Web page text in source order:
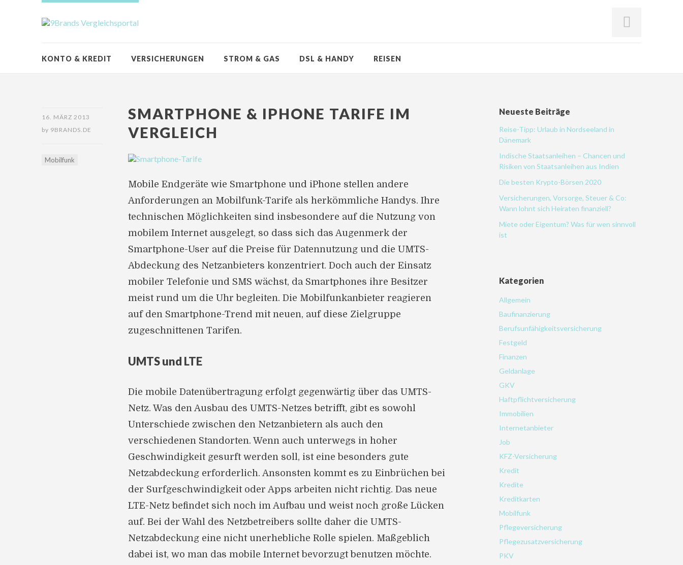
KONTO & KREDIT VERSICHERUNGEN STROM & GAS DSL & HANDY REISEN
16. MÄRZ 2013
by 9BRANDS.DE
Mobilfunk
SMARTPHONE & IPHONE TARIFE IM
VERGLEICH
Mobile Endgeräte wie Smartphone und iPhone stellen andere
Anforderungen an Mobilfunk-Tarife als herkömmliche Handys. Ihre
technischen Möglichkeiten sind insbesondere auf die Nutzung von
mobilem Internet ausgelegt, so dass sich das Augenmerk der
Smartphone-User auf die Preise für Datennutzung und die UMTS-
Abdeckung des Netzanbieters konzentriert. Doch auch der Einsatz
mobiler Telefonie und SMS wächst, da Smartphones ihre Besitzer
meist rund um die Uhr begleiten. Die Mobilfunkanbieter reagieren
auf den Smartphone-Trend mit neuen, auf diese Zielgruppe
zugeschnittenen Tarifen.
UMTS und LTE
Die mobile Datenübertragung erfolgt gegenwärtig über das UMTS-
Netz. Was den Ausbau des UMTS-Netzes betrifft, gibt es sowohl
Unterschiede zwischen den Netzanbietern als auch den
verschiedenen Standorten. Wenn auch unterwegs in hoher
Geschwindigkeit gesurft werden soll, ist eine besonders gute
Netzabdeckung erforderlich. Ansonsten kommt es zu Einbrüchen bei
der Surfgeschwindigkeit oder Apps arbeiten nicht richtig. Das neue
LTE-Netz befindet sich noch im Aufbau und weist noch große Lücken
auf. Bei der Wahl des Netzbetreibers sollte daher die UMTS-
Netzabdeckung eine nicht unerhebliche Rolle spielen. Maßgeblich
dabei ist, wo man das mobile Internet bevorzugt benutzen möchte.
Neueste Beiträge
Reise-Tipp: Urlaub in Nordseeland in
Dänemark
Indische Staatsanleihen – Chancen und
Risiken von Staatsanleihen aus Indien
Die besten Krypto-Börsen 2020
Versicherungen, Vorsorge, Steuer & Co:
Wann lohnt sich Heiraten finanziell?
Miete oder Eigentum? Was für wen sinnvoll
ist
Kategorien
Allgemein
Baufinanzierung
Berufsunfähigkeitsversicherung
Festgeld
Finanzen
Geldanlage
GKV
Haftpflichtversicherung
Immobilien
Internetanbieter
Job
KFZ-Versicherung
Kredit
Kredite
Kreditkarten
Mobilfunk
Pflegeversicherung
Pflegezusatzversicherung
PKV